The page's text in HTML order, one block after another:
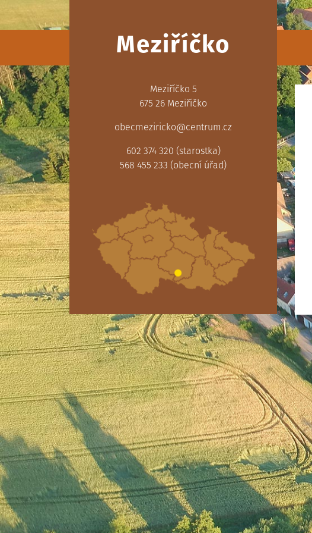
Meziříčko
Meziříčko 5
675 26 Meziříčko
obecmeziricko@centrum.cz
602 374 320 (starostka)
568 455 233 (obecní úřad)